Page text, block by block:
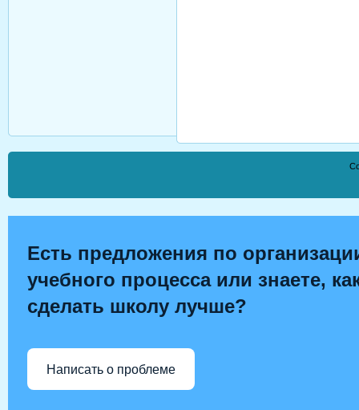
Есть предложения по
учебного процесса или знаете,
сделать школу лучше?
Написать о проблеме